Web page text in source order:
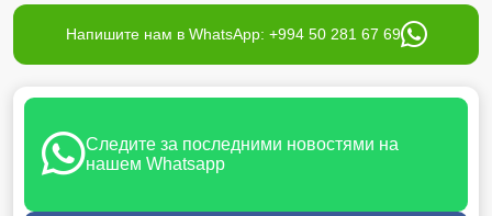
Напишите нам в WhatsApp: +994 50 281 67 69
Следите за последними новостями на
нашем Whatsapp